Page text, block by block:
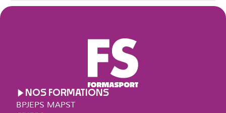
NOS FORMATIONS
BPJEPS MAPST